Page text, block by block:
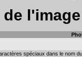
de
spéciaux dans le nom